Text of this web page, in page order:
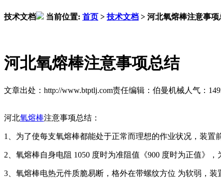
技术文档 当前位置: 首页 > 技术文档 > 河北氧熔棒注意事项
河北氧熔棒注意事项总结
文章出处：http://www.btptlj.com责任编辑：伯曼机械人气：
河北氧熔棒注意事项总结：
1、为了使每支氧熔棒都能处于正常而理想的作业状况，装
2、氧熔棒自身电阻 1050 度时为准阻值《900 度时为正值》
3、氧熔棒电热元件质脆易断，格外在带螺纹方位 为软弱，